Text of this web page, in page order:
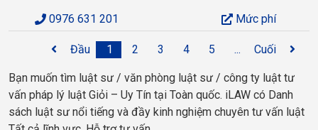
0976 631 201 Mức phí
Đầu 1 2 3 4 5 ... Cuối
Bạn muốn tìm luật sư / văn phòng luật sư / công ty luật tư
vấn pháp lý luật Giỏi – Uy Tín tại Toàn quốc. iLAW có Danh
sách luật sư nổi tiếng và đầy kinh nghiệm chuyên tư vấn luật